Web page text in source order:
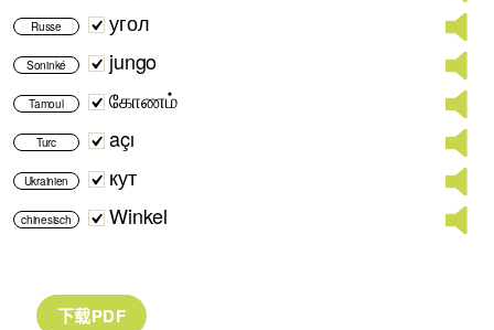
Russe угол
Soninké jungo
Tamoul கோணம்
Turc açı
Ukrainien кут
chinesisch Winkel